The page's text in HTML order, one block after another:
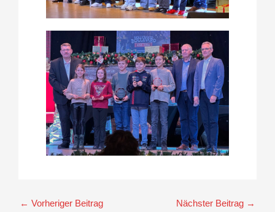
← Vorheriger Beitrag Nächster Beitrag →